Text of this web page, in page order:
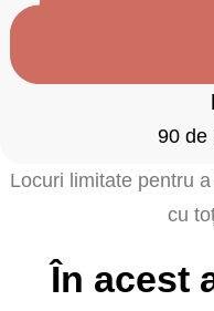
90 de
Locuri limitate pentru
cu
În acest